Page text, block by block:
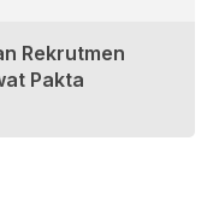
Rekrutmen
Pakta